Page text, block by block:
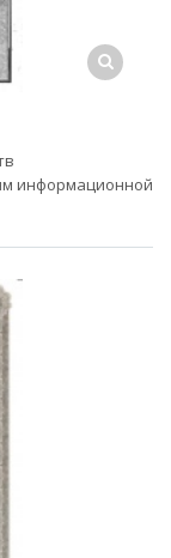
информационной